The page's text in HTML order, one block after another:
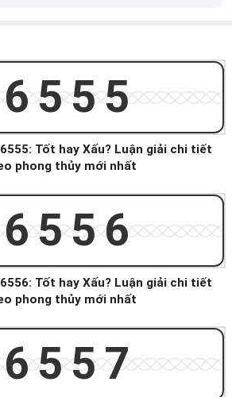
Tốt hay Xấu? Luận giải chi tiết
phong thủy mới nhất
Tốt hay Xấu? Luận giải chi tiết
phong thủy mới nhất